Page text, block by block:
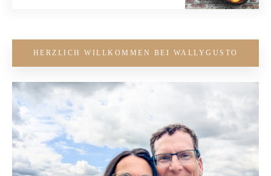
HERZLICH WILLKOMMEN BEI WALLYGUSTO